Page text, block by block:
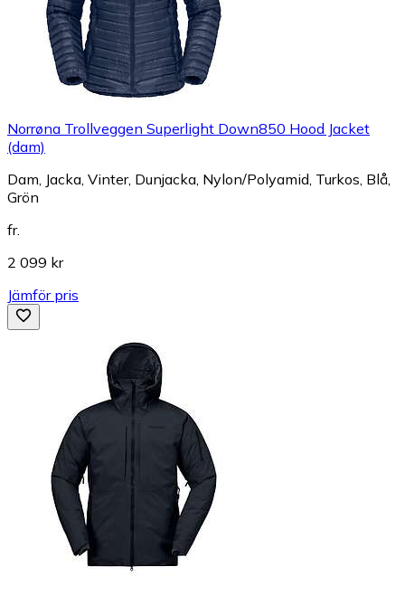
Norrøna Trollveggen Superlight Down850 Hood Jacket
(dam)
Dam, Jacka, Vinter, Dunjacka, Nylon/Polyamid, Turkos, Blå,
Grön
fr.
2 099 kr
Jämför pris